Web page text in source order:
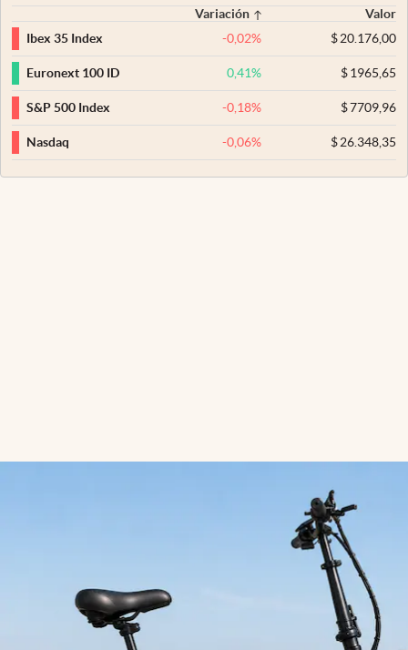
Variación
Valor
Ibex 35 Index
-0,02% $20.176,00
Euronext 100 ID 0,41% $1965,65
S&P 500 Index -0,18% $7709,96
Nasdaq -0,06% $26.348,35